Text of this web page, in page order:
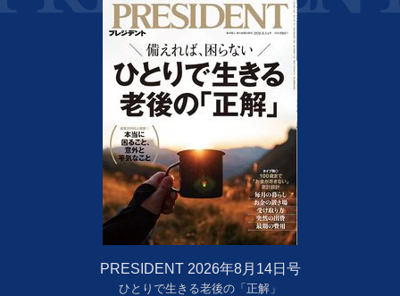
PRESIDENT 2026年8月14日号
ひとりで生きる老後の「正解」